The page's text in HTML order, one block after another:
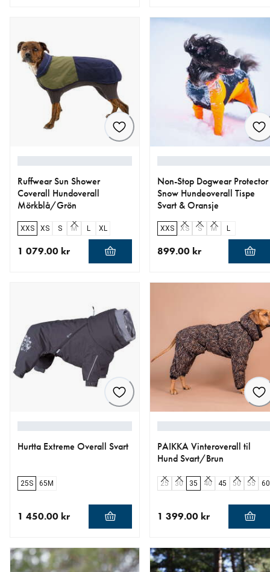
Ruffwear Sun Shower
Coverall Hundoverall
Mörkblå/Grön
XXS XS S M L XL
1 079.00 kr
Non-Stop Dogwear Protector
Snow Hundeoverall Tispe
Svart & Oransje
XXS XS S M L
899.00 kr
Hurtta Extreme Overall Svart
25S 65M
1 450.00 kr
PAIKKA Vinteroverall til
Hund Svart/Brun
25 30 35 40 45 50 55 60
1 399.00 kr